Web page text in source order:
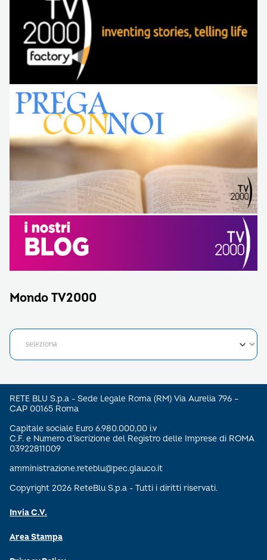
Mondo TV2000
RETE BLU S.p.a - Sede Legale Roma (RM) Via Aurelia 796 –
CAP 00165 Roma
Capitale sociale Euro 6.980.000,00 i.v
C.F. e Numero d’iscrizione del Registro delle Imprese di ROMA
03922811009
amministrazione.reteblu@pec.glauco.it
Copyright 2026 ReteBlu S.p.a - Tutti i diritti riservati.
Invia C.V.
Area Stampa